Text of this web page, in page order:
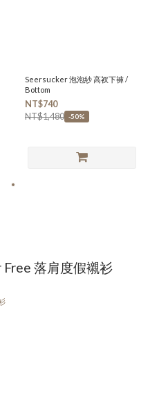
Seersucker 泡泡紗 高衩下褲 /
Bottom
NT$740
NT$1,480 -50%
落肩度假襯衫